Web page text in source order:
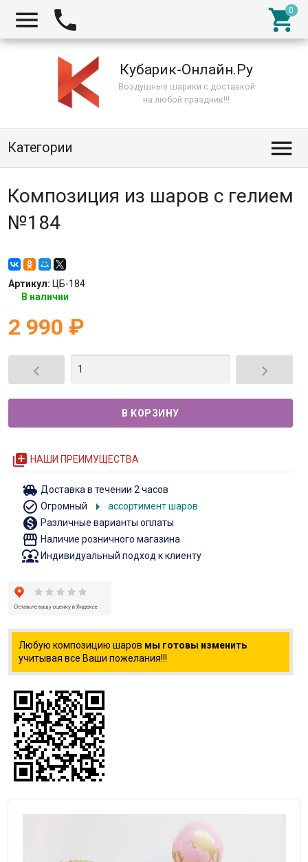
  
Кубарик-Онлайн.Ру
Воздушные шарики с доставкой
на любой праздник!!!
Категории 
Композиция из шаров с гелием
№184
Артикул: ЦБ-184
В наличии
2 990 ₽
 
queue НАШИ ПРЕИМУЩЕСТВА
toys Доставка в течении 2 часов
check_circle_outline Огромный arrow_right ассортимент шаров
monetization_on Различные варианты оплаты
storefront Наличие розничного магазина
diversity_1Индивидуальный подход к клиенту
Любую композицию шаров мы готовы изменить
учитывая все Ваши пожелания!!!